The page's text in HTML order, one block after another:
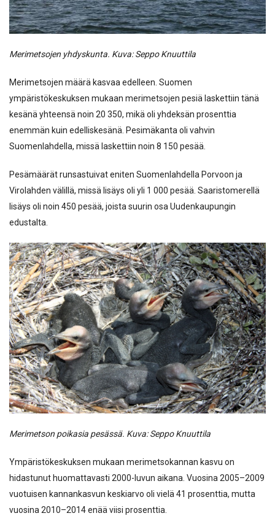
Merimetsojen yhdyskunta. Kuva: Seppo Knuuttila
Merimetsojen määrä kasvaa edelleen. Suomen
ympäristökeskuksen mukaan merimetsojen pesiä laskettiin tänä
kesänä yhteensä noin 20 350, mikä oli yhdeksän prosenttia
enemmän kuin edelliskesänä. Pesimäkanta oli vahvin
Suomenlahdella, missä laskettiin noin 8 150 pesää.
Pesämäärät runsastuivat eniten Suomenlahdella Porvoon ja
Virolahden välillä, missä lisäys oli yli 1 000 pesää. Saaristomerellä
lisäys oli noin 450 pesää, joista suurin osa Uudenkaupungin
edustalta.
Merimetson poikasia pesässä. Kuva: Seppo Knuuttila
Ympäristökeskuksen mukaan merimetsokannan kasvu on
hidastunut huomattavasti 2000-luvun aikana. Vuosina 2005–2009
vuotuisen kannankasvun keskiarvo oli vielä 41 prosenttia, mutta
vuosina 2010–2014 enää viisi prosenttia.